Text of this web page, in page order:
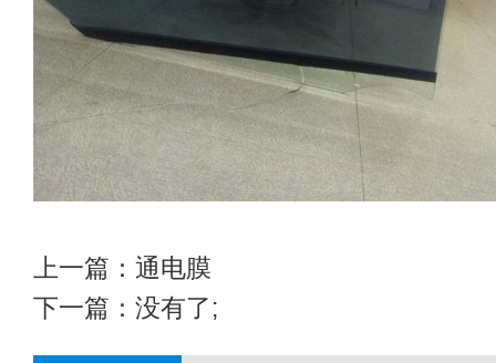
上一篇： 通电膜
下一篇：没有了;